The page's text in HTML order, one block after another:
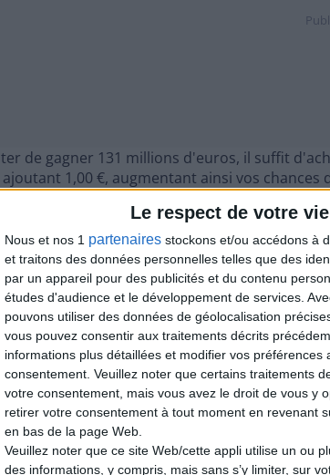
Le respect de votre
Nous et nos 1 partenaires stockons et/ou accédons à
et traitons des données personnelles telles que des
par un appareil pour des publicités et du contenu
études d'audience et le développement de services.
pouvons utiliser des données de géolocalisation
vous pouvez consentir aux traitements décrits
informations plus détaillées et modifier vos
consentement. Veuillez noter que certains traitements
votre consentement, mais vous avez le droit de vous y
retirer votre consentement à tout moment en revenant
en bas de la page Web.
Veuillez noter que ce site Web/cette appli utilise un ou
des informations, y compris, mais sans s’y limiter, sur
de gagner 131 millions d'euros, il suffit
1,00 €, augmentant ainsi vos
le site en ligne, ou vous rendre dans un
en ligne au tirage
l'aventure EuroMillions - My Million ce